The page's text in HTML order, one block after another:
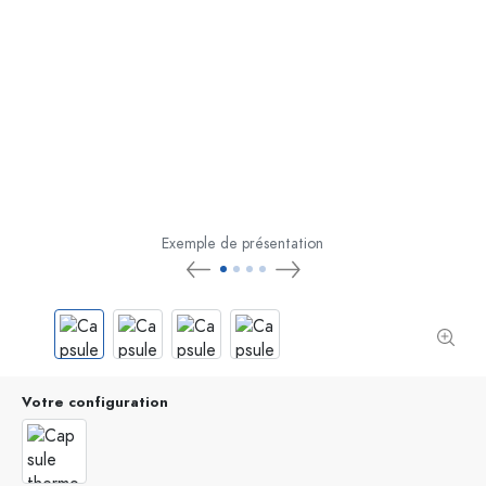
Exemple de présentation
Votre configuration